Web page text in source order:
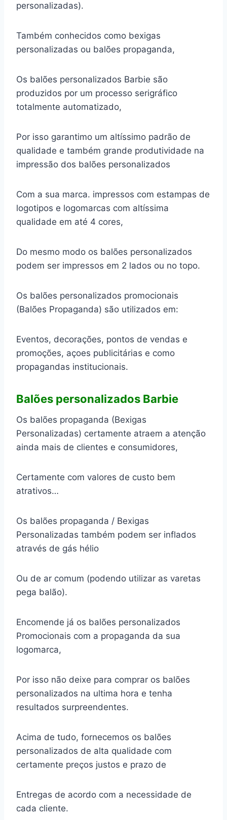
personalizadas).
Também conhecidos como bexigas
personalizadas ou balões propaganda,
Os balões personalizados Barbie são
produzidos por um processo serigráfico
totalmente automatizado,
Por isso garantimo um altíssimo padrão de
qualidade e também grande produtividade na
impressão dos balões personalizados
Com a sua marca. impressos com estampas de
logotipos e logomarcas com altíssima
qualidade em até 4 cores,
Do mesmo modo os balões personalizados
podem ser impressos em 2 lados ou no topo.
Os balões personalizados promocionais
(Balões Propaganda) são utilizados em:
Eventos, decorações, pontos de vendas e
promoções, açoes publicitárias e como
propagandas institucionais.
Balões personalizados Barbie
Os balões propaganda (Bexigas
Personalizadas) certamente atraem a atenção
ainda mais de clientes e consumidores,
Certamente com valores de custo bem
atrativos…
Os balões propaganda / Bexigas
Personalizadas também podem ser inflados
através de gás hélio
Ou de ar comum (podendo utilizar as varetas
pega balão).
Encomende já os balões personalizados
Promocionais com a propaganda da sua
logomarca,
Por isso não deixe para comprar os balões
personalizados na ultima hora e tenha
resultados surpreendentes.
Acima de tudo, fornecemos os balões
personalizados de alta qualidade com
certamente preços justos e prazo de
Entregas de acordo com a necessidade de
cada cliente.